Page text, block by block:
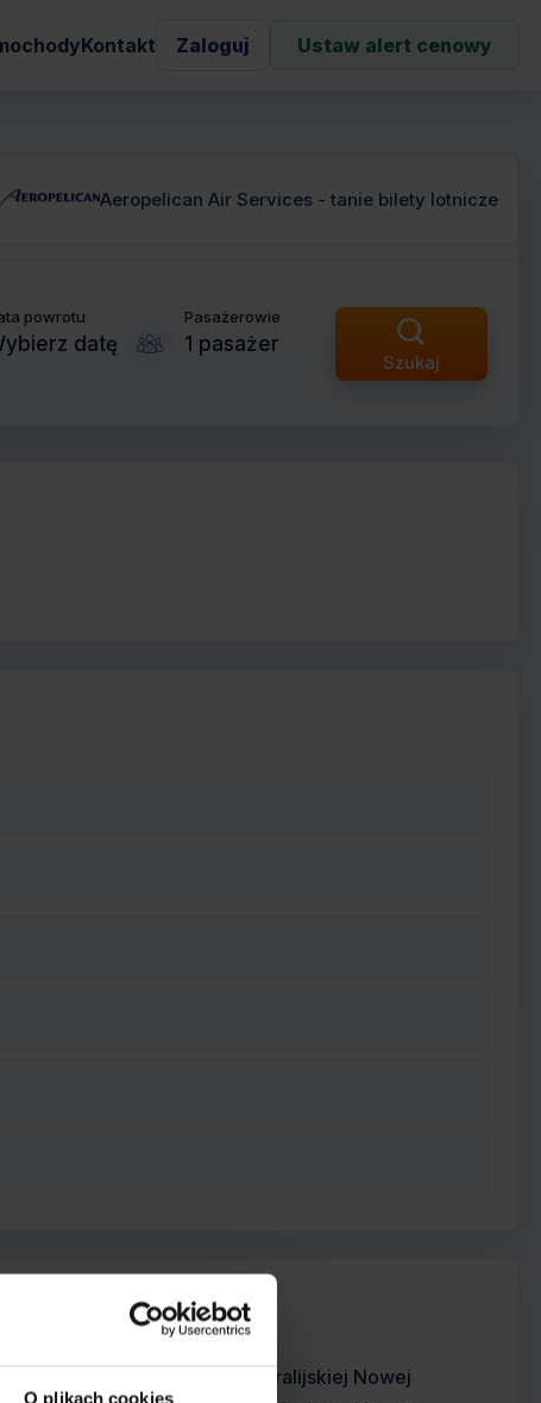
O plikach cookies
Kontakt Zaloguj Ustaw alert cenowy
Aeropelican Air Services - tanie bilety lotnicze
powrotu
datę
Pasażerowie
1 pasażer
Szukaj
siedzibą w Newcastle, w australijskiej Nowej